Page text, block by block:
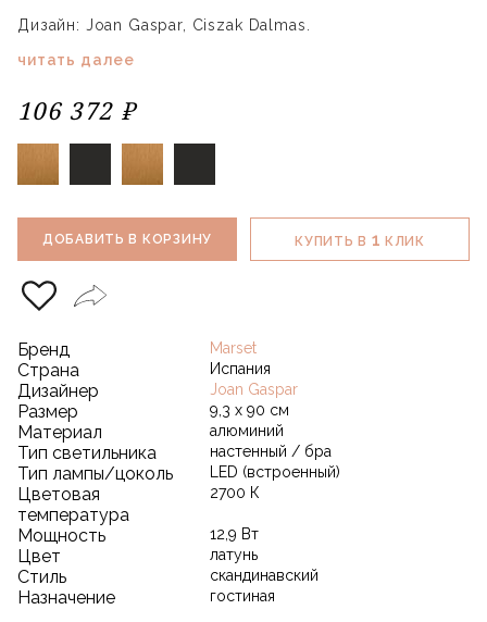
Дизайн: Joan Gaspar, Ciszak Dalmas.
читать далее
106 372 ₽
ДОБАВИТЬ В КОРЗИНУ КУПИТЬ В 1 КЛИК
Бренд Marset
Страна Испания
Дизайнер Joan Gaspar
Размер 9,3 х 90 см
Материал алюминий
Тип светильника настенный / бра
Тип лампы/цоколь LED (встроенный)
Цветовая
температура
2700 К
Мощность 12,9 Вт
Цвет латунь
Стиль скандинавский
Назначение гостиная